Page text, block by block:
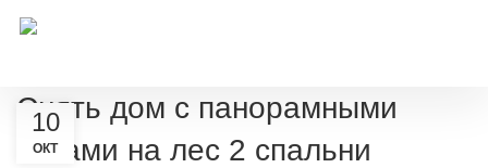
Снять дом с панорамными
окнами на лес 2 спальни
10
ОКТ